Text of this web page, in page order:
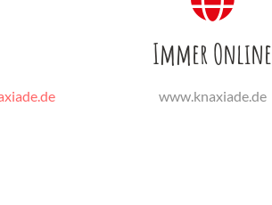
Immer Online
www.knaxiade.de